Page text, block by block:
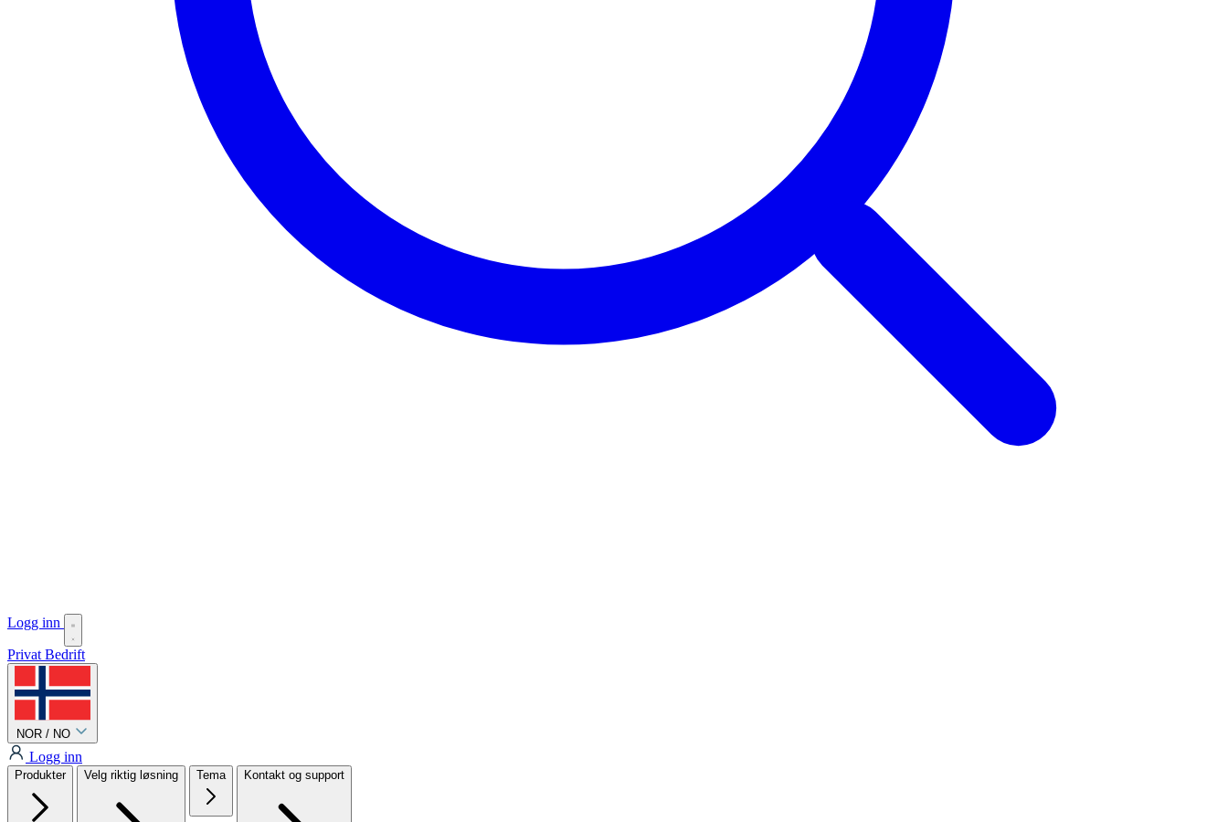
Logg inn
Privat Bedrift
NOR / NO
Logg inn
Produkter Velg riktig løsning Tema Kontakt og support